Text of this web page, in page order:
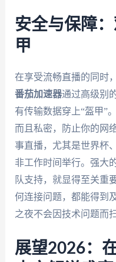
安全与保障
甲
在享受流畅直播的同时
番茄加速器通过高级别
有传输数据穿上“盔甲”
而且私密，防止你的网
事直播，尤其是世界杯
非工作时间举行。强大
队支持，就显得至关重
何连接问题，都能得到
之夜不会因技术问题而扫
展望2026：